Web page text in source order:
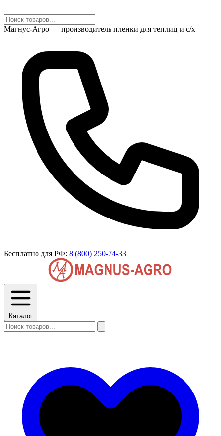
Магнус-Агро — производитель пленки для теплиц и с/х
Бесплатно для РФ: 8 (800) 250-74-33
Каталог